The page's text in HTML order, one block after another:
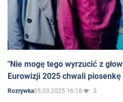
"Nie mogę tego wyrzucić z
Eurowizji 2025 chwali
Rozrywka05.03.2025 16:18 3